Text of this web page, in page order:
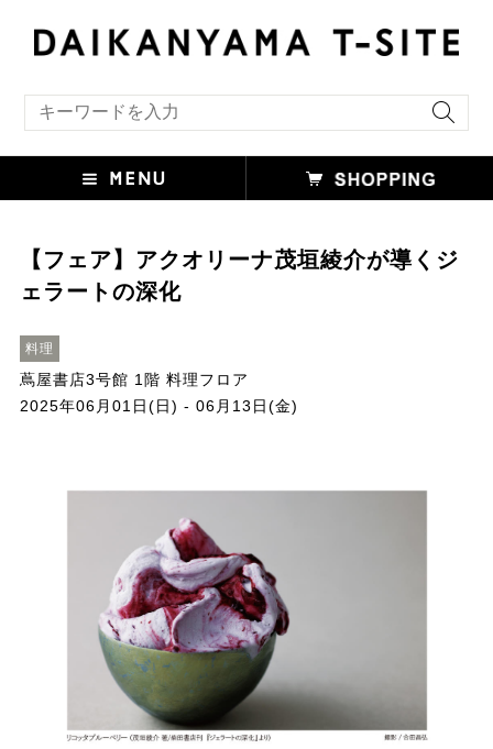
【フェア】アクオリーナ茂垣綾介が導くジ
ェラートの深化
料理
蔦屋書店3号館 1階 料理フロア
2025年06月01日(日) - 06月13日(金)